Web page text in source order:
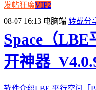
发帖狂魔VIP2
08-07 16:13 电脑端 转载分
Space（
开神器
软件介绍LBE 平行空间「